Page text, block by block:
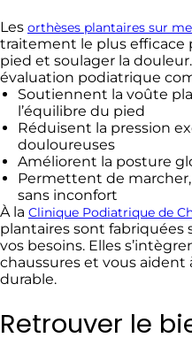
Les orthèses plantaires sur
traitement le plus efficace
pied et soulager la
évaluation podiatrique
Soutiennent la voûte
l’équilibre du pied
Réduisent la pression
douloureuses
Améliorent la posture
Permettent de
sans inconfort
À la Clinique Podiatrique de
plantaires sont
vos besoins. Elles
chaussures et vous
durable.
Retrouver le